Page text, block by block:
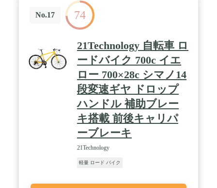
不具合、あるいは何かご不明の点がある場合、弊社
のカスタマーサービスセンターまでにお問い合わせ
No.17 74
21Technology 自転車 ロ
ードバイク 700c イエ
ロー 700×28c シマノ14
段変速ギヤ ドロップ
ハンドル 補助ブレー
キ搭載 前後キャリパ
ーブレーキ
21Technology
軽量 ロード バイク